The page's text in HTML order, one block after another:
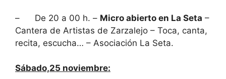
– De 20 a 00 h. – Micro abierto en La Seta –
Cantera de Artistas de Zarzalejo – Toca, canta,
recita, escucha… – Asociación La Seta.
Sábado,25 noviembre: